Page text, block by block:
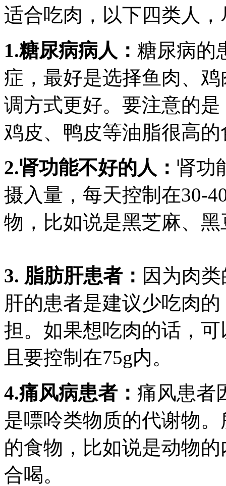
适合吃肉，以下四类人
1.糖尿病病人： 糖尿病的
症，最好是选择鱼肉、
调方式更好。要注意的
鸡皮、鸭皮等油脂很高的
2.肾功能不好的人： 肾功
摄入量，每天控制在30-
物，比如说是黑芝麻、
3. 脂肪肝患者： 因为肉
肝的患者是建议少吃肉
担。如果想吃肉的话，
且要控制在75g内。
4.痛风病患者： 痛风患者
是嘌呤类物质的代谢物
的食物，比如说是动物
合喝。